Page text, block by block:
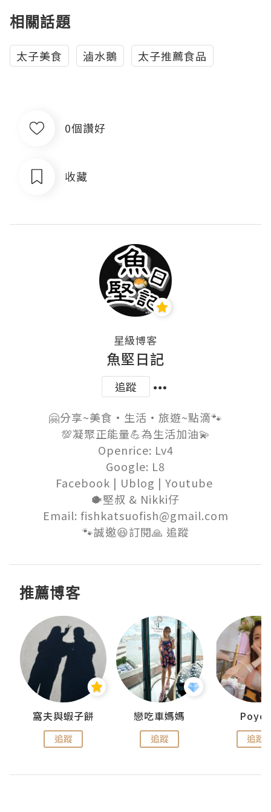
相關話題
太子美食 滷水鵝 太子推薦食品
0個讚好
收藏
星級博客
魚堅日記
追蹤
🤗分享~美食•生活•旅遊~點滴🐾
💯凝聚正能量💪為生活加油💫
Openrice: Lv4
Google: L8
Facebook | Ublog | Youtube
🐡堅叔 & Nikki仔
Email: fishkatsuofish@gmail.com
🐾誠邀😆訂閱🙏 追蹤
推薦博客
窩夫與蝦子餅
追蹤
戀吃車媽媽
追蹤 追蹤